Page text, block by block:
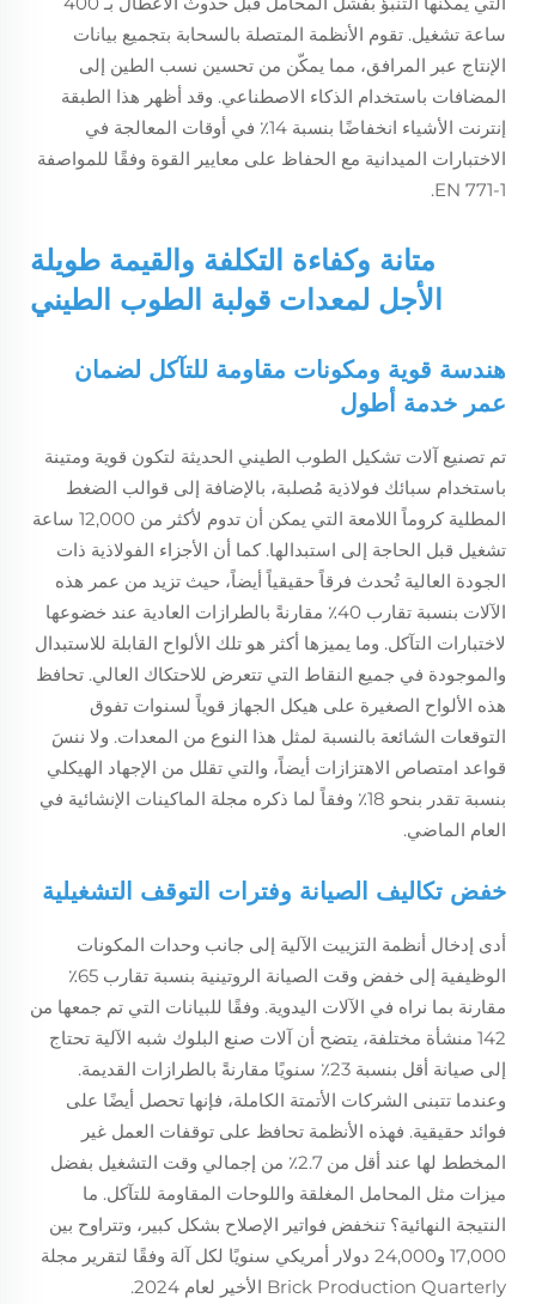
ساعة تشغيل. تقوم الأنظمة المتصلة بالسحابة بتجميع بيانات
الإنتاج عبر المرافق، مما يمكّن من تحسين نسب الطين إلى
المضافات باستخدام الذكاء الاصطناعي. وقد أظهر هذا الطبقة
إنترنت الأشياء انخفاضًا بنسبة 14٪ في أوقات المعالجة في
الاختبارات الميدانية مع الحفاظ على معايير القوة وفقًا للمواصفة
EN 771-1.
متانة وكفاءة التكلفة والقيمة طويلة
الأجل لمعدات قولبة الطوب الطيني
هندسة قوية ومكونات مقاومة للتآكل لضمان
عمر خدمة أطول
تم تصنيع آلات تشكيل الطوب الطيني الحديثة لتكون قوية ومتينة
باستخدام سبائك فولاذية مُصلبة، بالإضافة إلى قوالب الضغط
المطلية كروماً اللامعة التي يمكن أن تدوم لأكثر من 12,000 ساعة
تشغيل قبل الحاجة إلى استبدالها. كما أن الأجزاء الفولاذية ذات
الجودة العالية تُحدث فرقاً حقيقياً أيضاً، حيث تزيد من عمر هذه
الآلات بنسبة تقارب 40٪ مقارنةً بالطرازات العادية عند خضوعها
لاختبارات التآكل. وما يميزها أكثر هو تلك الألواح القابلة للاستبدال
والموجودة في جميع النقاط التي تتعرض للاحتكاك العالي. تحافظ
هذه الألواح الصغيرة على هيكل الجهاز قوياً لسنوات تفوق
التوقعات الشائعة بالنسبة لمثل هذا النوع من المعدات. ولا ننسَ
قواعد امتصاص الاهتزازات أيضاً، والتي تقلل من الإجهاد الهيكلي
بنسبة تقدر بنحو 18٪ وفقاً لما ذكره مجلة الماكينات الإنشائية في
العام الماضي.
خفض تكاليف الصيانة وفترات التوقف التشغيلية
أدى إدخال أنظمة التزييت الآلية إلى جانب وحدات المكونات
الوظيفية إلى خفض وقت الصيانة الروتينية بنسبة تقارب 65٪
مقارنة بما نراه في الآلات اليدوية. وفقًا للبيانات التي تم جمعها من
142 منشأة مختلفة، يتضح أن آلات صنع البلوك شبه الآلية تحتاج
إلى صيانة أقل بنسبة 23٪ سنويًا مقارنةً بالطرازات القديمة.
وعندما تتبنى الشركات الأتمتة الكاملة، فإنها تحصل أيضًا على
فوائد حقيقية. فهذه الأنظمة تحافظ على توقفات العمل غير
المخطط لها عند أقل من 2.7٪ من إجمالي وقت التشغيل بفضل
ميزات مثل المحامل المغلقة واللوحات المقاومة للتآكل. ما
النتيجة النهائية؟ تنخفض فواتير الإصلاح بشكل كبير، وتتراوح بين
17,000 و24,000 دولار أمريكي سنويًا لكل آلة وفقًا لتقرير مجلة
Brick Production Quarterly الأخير لعام 2024.